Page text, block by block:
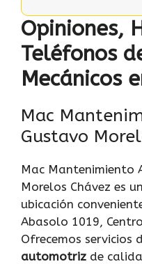
Opiniones,
Teléfonos
Mecánicos
Mac
Gustavo
Mac Mantenimiento
Morelos Chávez es un
ubicación
Abasolo 1019,
Ofrecemos servicios
automotriz de